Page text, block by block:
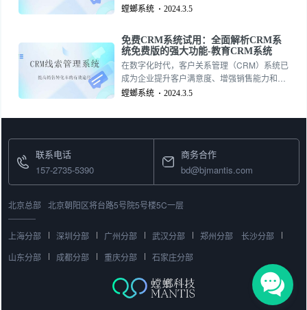
CRM教培管理系统（CRM）。本文将向您介
一步了解如何利用这一利器提升教育机构的管
理水平。
螳螂系统 2024.3.5
免费CRM系统试用：全面解析CRM系
统免费版的强大功能-教育CRM系统
在数字化时代，客户关系管理（CRM）系统已
成为企业提升客户满意度、增强销售能力和优
化市场营销策略的重要工具。许多CRM解决方
在不增加成本的情况下实现客户关系管理的初
能特性，帮助用户更好地了解其在业务中的应
螳螂系统 2024.3.5
联系电话
157-2735-5390
商务合作
bd@bjmantis.com
北京总部 北京朝阳区将台路5号院5号楼5C一层
上海分部 深圳分部 广州分部 武汉分部 郑州分部
长沙分部
山东分部
成都分部 重庆分部 石家庄分部